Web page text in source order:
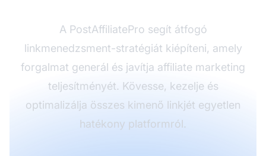
A PostAffiliatePro segít átfogó
linkmenedzsment-stratégiát kiépíteni, amely
forgalmat generál és javítja affiliate marketing
teljesítményét. Kövesse, kezelje és
optimalizálja összes kimenő linkjét egyetlen
hatékony platformról.